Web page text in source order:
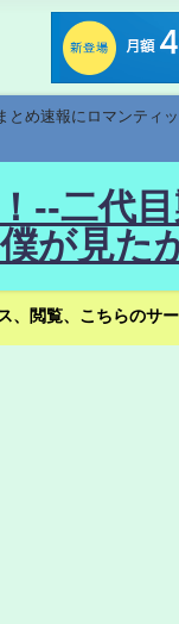
め速報にロマンテ
--二代
が見た
、閲覧、こちらのサ